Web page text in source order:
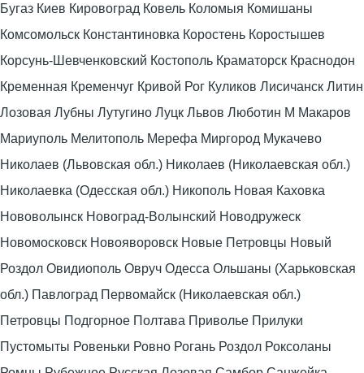
Бугаз Киев Кировоград Ковель Коломыя Комишаны
Комсомольск Константиновка Коростень Коростышев
Корсунь-Шевченковский Костополь Краматорск Краснодон
Кременная Кременчуг Кривой Рог Куликов Лисичанск Литин
Лозовая Лубны Лутугино Луцк Львов Люботин М Макаров
Мариуполь Мелитополь Мерефа Миргород Мукачево
Николаев (Львовская обл.) Николаев (Николаевская обл.)
Николаевка (Одесская обл.) Никополь Новая Каховка
Нововолынск Новоград-Волынский Новодружеск
Новомосковск Новояворовск Новые Петровцы Новый
Роздол Овидиополь Овруч Одесса Ольшаны (Харьковская
обл.) Павлоград Первомайск (Николаевская обл.)
Петровцы Подгорное Полтава Приволье Прилуки
Пустомыты Ровеньки Ровно Рогань Роздол Роксоланы